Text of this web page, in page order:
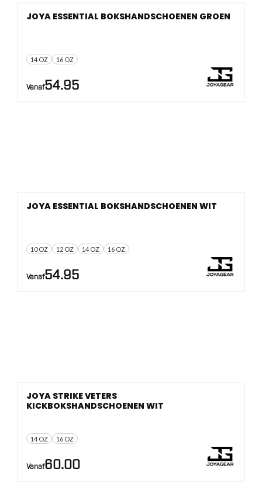
14 OZ 16 OZ
JOYA ESSENTIAL BOKSHANDSCHOENEN GROEN
Vanaf54.95
10 OZ 12 OZ 14 OZ 16 OZ
JOYA ESSENTIAL BOKSHANDSCHOENEN WIT
Vanaf54.95
14 OZ 16 OZ
JOYA STRIKE VETERS
KICKBOKSHANDSCHOENEN WIT
Vanaf60.00